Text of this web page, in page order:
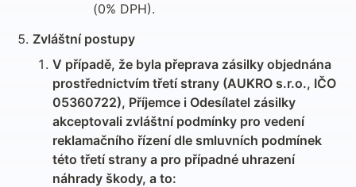
(0% DPH).
Zvláštní postupy
V případě, že byla přeprava zásilky objednána
prostřednictvím třetí strany (AUKRO s.r.o., IČO
05360722), Příjemce i Odesílatel zásilky
akceptovali zvláštní podmínky pro vedení
reklamačního řízení dle smluvních podmínek
této třetí strany a pro případné uhrazení
náhrady škody, a to: